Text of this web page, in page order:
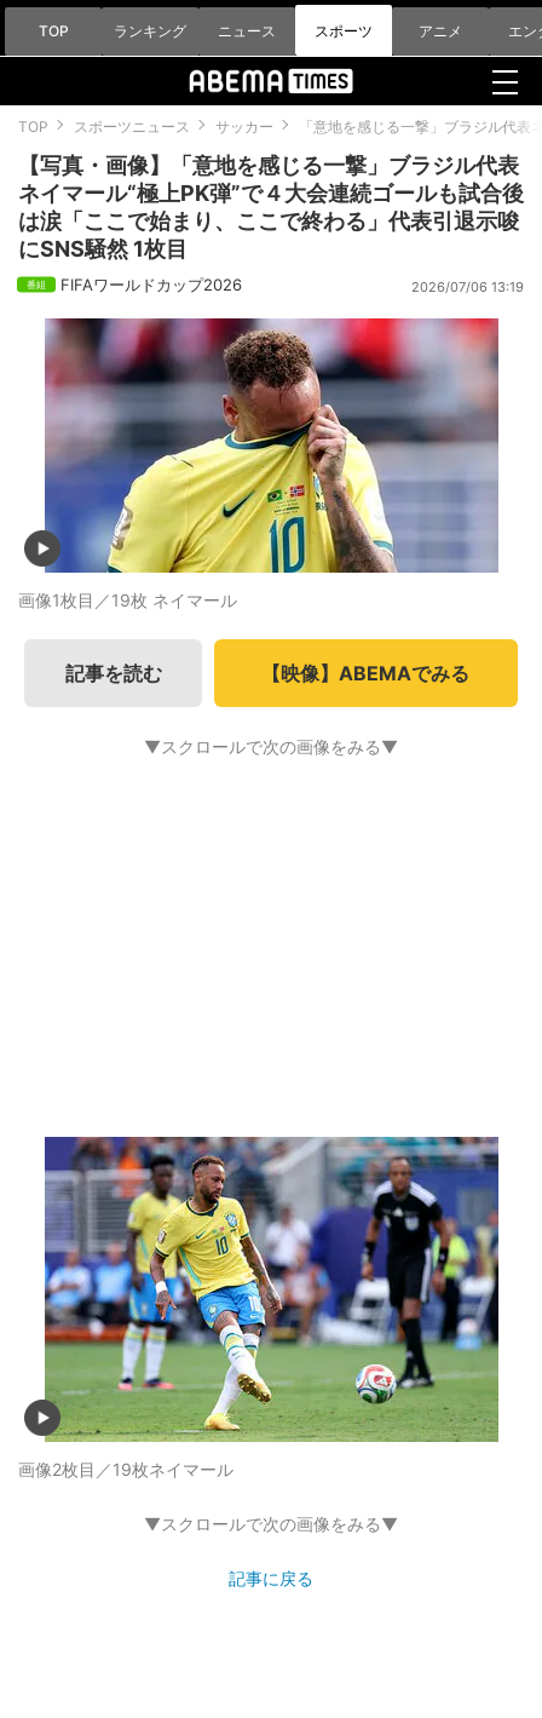
TOP ランキング ニュース スポーツ アニメ エン
TOP スポーツニュース サッカー 「意地を感じる一撃」ブラジル代
【写真・画像】「意地を感じる一撃」ブラジル代表
ネイマール“極上PK弾”で４大会連続ゴールも試合後
は涙「ここで始まり、ここで終わる」代表引退示唆
にSNS騒然 1枚目
FIFAワールドカップ2026 2026/07/06 13:19
画像1枚目／19枚 ネイマール
記事を読む 【映像】ABEMAでみる
▼スクロールで次の画像をみる▼
画像2枚目／19枚ネイマール
▼スクロールで次の画像をみる▼
記事に戻る